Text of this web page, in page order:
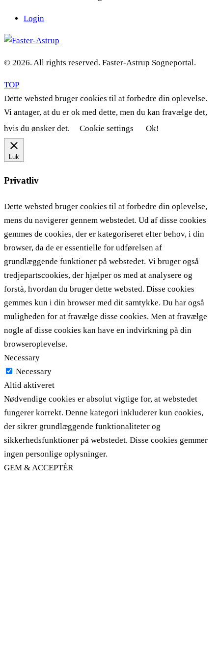
Login
© 2026. All rights reserved. Faster-Astrup Sogneportal.
TOP
Dette websted bruger cookies til at forbedre din oplevelse.
Vi antager, at du er ok med dette, men du kan fravælge det,
hvis du ønsker det.
Cookie settings Ok!
Luk
Privatliv
Dette websted bruger cookies til at forbedre din oplevelse,
mens du navigerer gennem webstedet. Ud af disse cookies
gemmes de cookies, der er kategoriseret efter behov, i din
browser, da de er essentielle for udførelsen af ​​
grundlæggende funktioner på webstedet. Vi bruger også
tredjepartscookies, der hjælper os med at analysere og
forstå, hvordan du bruger dette websted. Disse cookies
gemmes kun i din browser med dit samtykke. Du har også
muligheden for at fravælge disse cookies. Men at fravælge
nogle af disse cookies kan have en indvirkning på din
browseroplevelse.
Necessary
Necessary
Altid aktiveret
Nødvendige cookies er absolut vigtige for, at webstedet
fungerer korrekt. Denne kategori inkluderer kun cookies,
der sikrer grundlæggende funktionaliteter og
sikkerhedsfunktioner på webstedet. Disse cookies gemmer
ingen personlige oplysninger.
GEM & ACCEPTÈR